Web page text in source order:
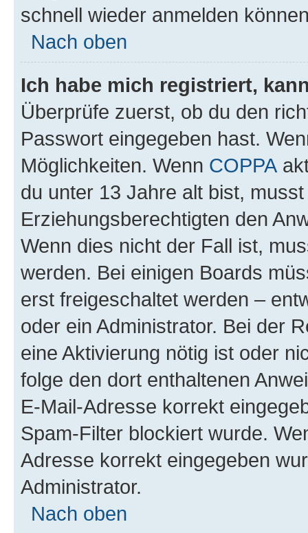
schnell wieder anmelden
Nach oben
Ich habe mich registriert,
Überprüfe zuerst, ob du den
Passwort eingegeben hast.
Möglichkeiten. Wenn COPPA
du unter 13 Jahre alt bist,
Erziehungsberechtigten den
Wenn dies nicht der Fall ist,
werden. Bei einigen Boards
erst freigeschaltet werden –
oder ein Administrator. Bei der
eine Aktivierung nötig ist oder
folge den dort enthaltenen
E-Mail-Adresse korrekt
Spam-Filter blockiert wurde.
Adresse korrekt eingegeben
Administrator.
Nach oben